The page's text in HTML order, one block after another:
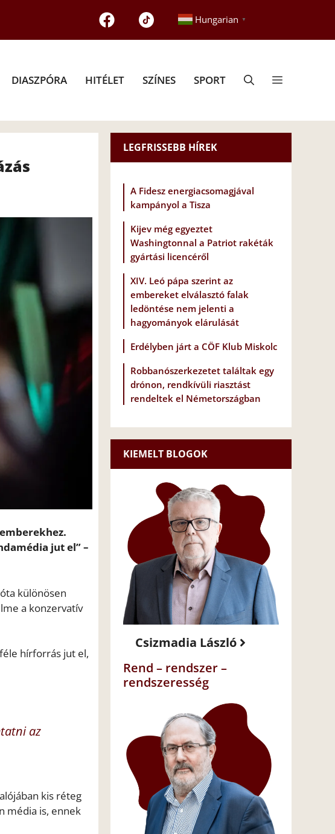
Hungarian ▼
DIASZPÓRA HITÉLET SZÍNES SPORT
jut el” –
különösen
a konzervatív
hírforrás jut el,
az
kis réteg
média is, ennek
LEGFRISSEBB HÍREK
A Fidesz energiacsomagjával
kampányol a Tisza
Kijev még egyeztet
Washingtonnal a Patriot rakéták
gyártási licencéről
XIV. Leó pápa szerint az
embereket elválasztó falak
ledöntése nem jelenti a
hagyományok elárulását
Erdélyben járt a CÖF Klub Miskolc
Robbanószerkezetet találtak egy
drónon, rendkívüli riasztást
rendeltek el Németországban
KIEMELT BLOGOK
Csizmadia László
Rend – rendszer –
rendszeresség